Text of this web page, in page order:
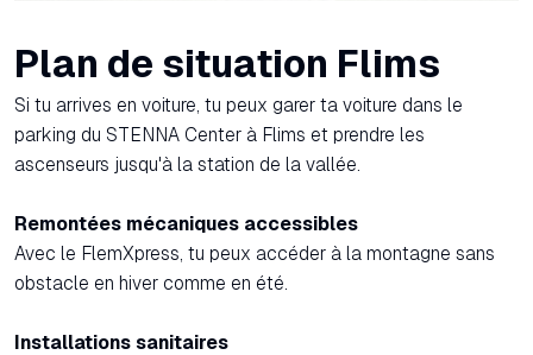
Plan de situation Flims
Si tu arrives en voiture, tu peux garer ta voiture dans le
parking du STENNA Center à Flims et prendre les
ascenseurs jusqu'à la station de la vallée.
Remontées mécaniques accessibles
Avec le FlemXpress, tu peux accéder à la montagne sans
obstacle en hiver comme en été.
Installations sanitaires